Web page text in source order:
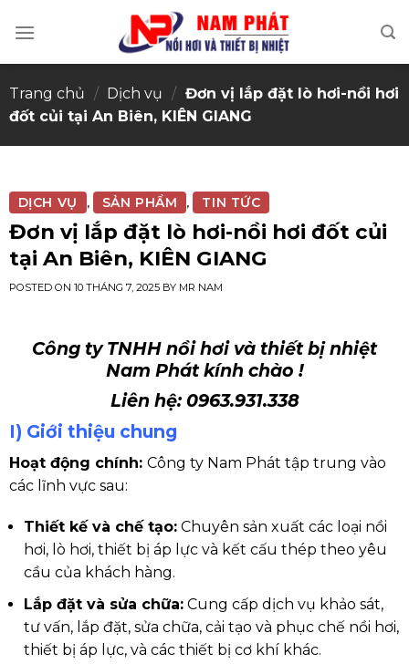
Trang chủ / Dịch vụ / Đơn vị lắp đặt lò hơi-nồi hơi
đốt củi tại An Biên, KIÊN GIANG
DỊCH VỤ , SẢN PHẨM , TIN TỨC
Đơn vị lắp đặt lò hơi-nồi hơi đốt củi
tại An Biên, KIÊN GIANG
POSTED ON 10 THÁNG 7, 2025BY MR NAM
Công ty TNHH nồi hơi và thiết bị nhiệt
Nam Phát kính chào !
Liên hệ: 0963.931.338
I) Giới thiệu chung
Hoạt động chính: Công ty Nam Phát tập trung vào
các lĩnh vực sau:
Thiết kế và chế tạo: Chuyên sản xuất các loại nồi
hơi, lò hơi, thiết bị áp lực và kết cấu thép theo yêu
cầu của khách hàng.
Lắp đặt và sửa chữa: Cung cấp dịch vụ khảo sát,
tư vấn, lắp đặt, sửa chữa, cải tạo và phục chế nồi hơi,
thiết bị áp lực, và các thiết bị cơ khí khác.